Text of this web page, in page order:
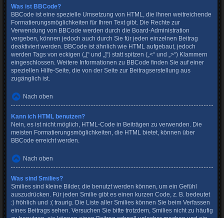
Was ist BBCode?
BBCode ist eine spezielle Umsetzung von HTML, die Ihnen weitreichende
Formatierungsmöglichkeiten für Ihren Text gibt. Die Rechte zur
Verwendung von BBCode werden durch die Board-Administration
vergeben, können jedoch auch durch Sie für jeden einzelnen Beitrag
deaktiviert werden. BBCode ist ähnlich wie HTML aufgebaut, jedoch
werden Tags von eckigen („[“ und „]“) statt spitzen („<“ und „>“) Klammern
eingeschlossen. Weitere Informationen zu BBCode finden Sie auf einer
speziellen Hilfe-Seite, die von der Seite zur Beitragserstellung aus
zugänglich ist.
Nach oben
Kann ich HTML benutzen?
Nein, es ist nicht möglich, HTML-Code in Beiträgen zu verwenden. Die
meisten Formatierungsmöglichkeiten, die HTML bietet, können über
BBCode erreicht werden.
Nach oben
Was sind Smilies?
Smilies sind kleine Bilder, die benutzt werden können, um ein Gefühl
auszudrücken. Für jeden Smilie gibt es einen kurzen Code, z. B. bedeutet
:) fröhlich und :( traurig. Die Liste aller Smilies können Sie beim Verfassen
eines Beitrags sehen. Versuchen Sie bitte trotzdem, Smilies nicht zu häufig